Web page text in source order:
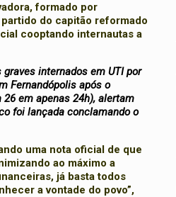
formado por
do capitão reformado
cooptando internautas a
internados em UTI por
Fernandópolis após o
em apenas 24h), alertam
foi lançada conclamando o
uma nota oficial de que
ao máximo a
já basta todos
a vontade do povo”,